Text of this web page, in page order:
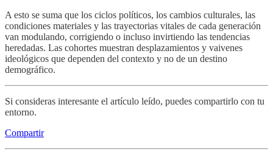
A esto se suma que los ciclos políticos, los cambios culturales, las
condiciones materiales y las trayectorias vitales de cada generación
van modulando, corrigiendo o incluso invirtiendo las tendencias
heredadas. Las cohortes muestran desplazamientos y vaivenes
ideológicos que dependen del contexto y no de un destino
demográfico.
Si consideras interesante el artículo leído, puedes compartirlo con tu
entorno.
Compartir